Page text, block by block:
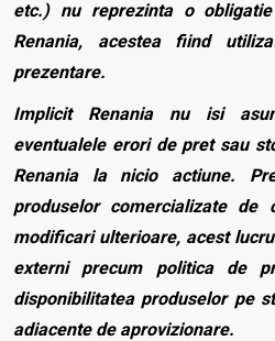
etc.) nu reprezinta o
Renania, acestea fiind
prezentare.
Implicit Renania nu isi
eventualele erori de pret sau
Renania la nicio actiune.
produselor comercializate de
modificari ulterioare, acest
externi precum politica de
disponibilitatea produselor pe
adiacente de aprovizionare.